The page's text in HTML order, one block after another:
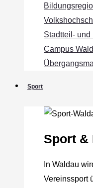
Stadtteil-
Campus
Sport
Sport &
In Waldau
Vereinssport